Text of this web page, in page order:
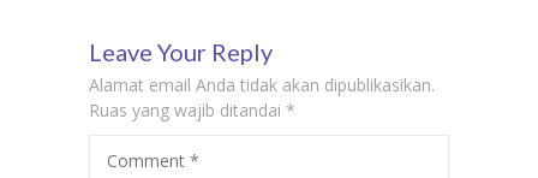
di Pasar Minggu
– Biaya Kursus
Bahasa Jerman
Biaya Kursus
Leave Your Reply
Alamat email Anda tidak akan dipublikasikan.
Ruas yang wajib ditandai *
Comment *